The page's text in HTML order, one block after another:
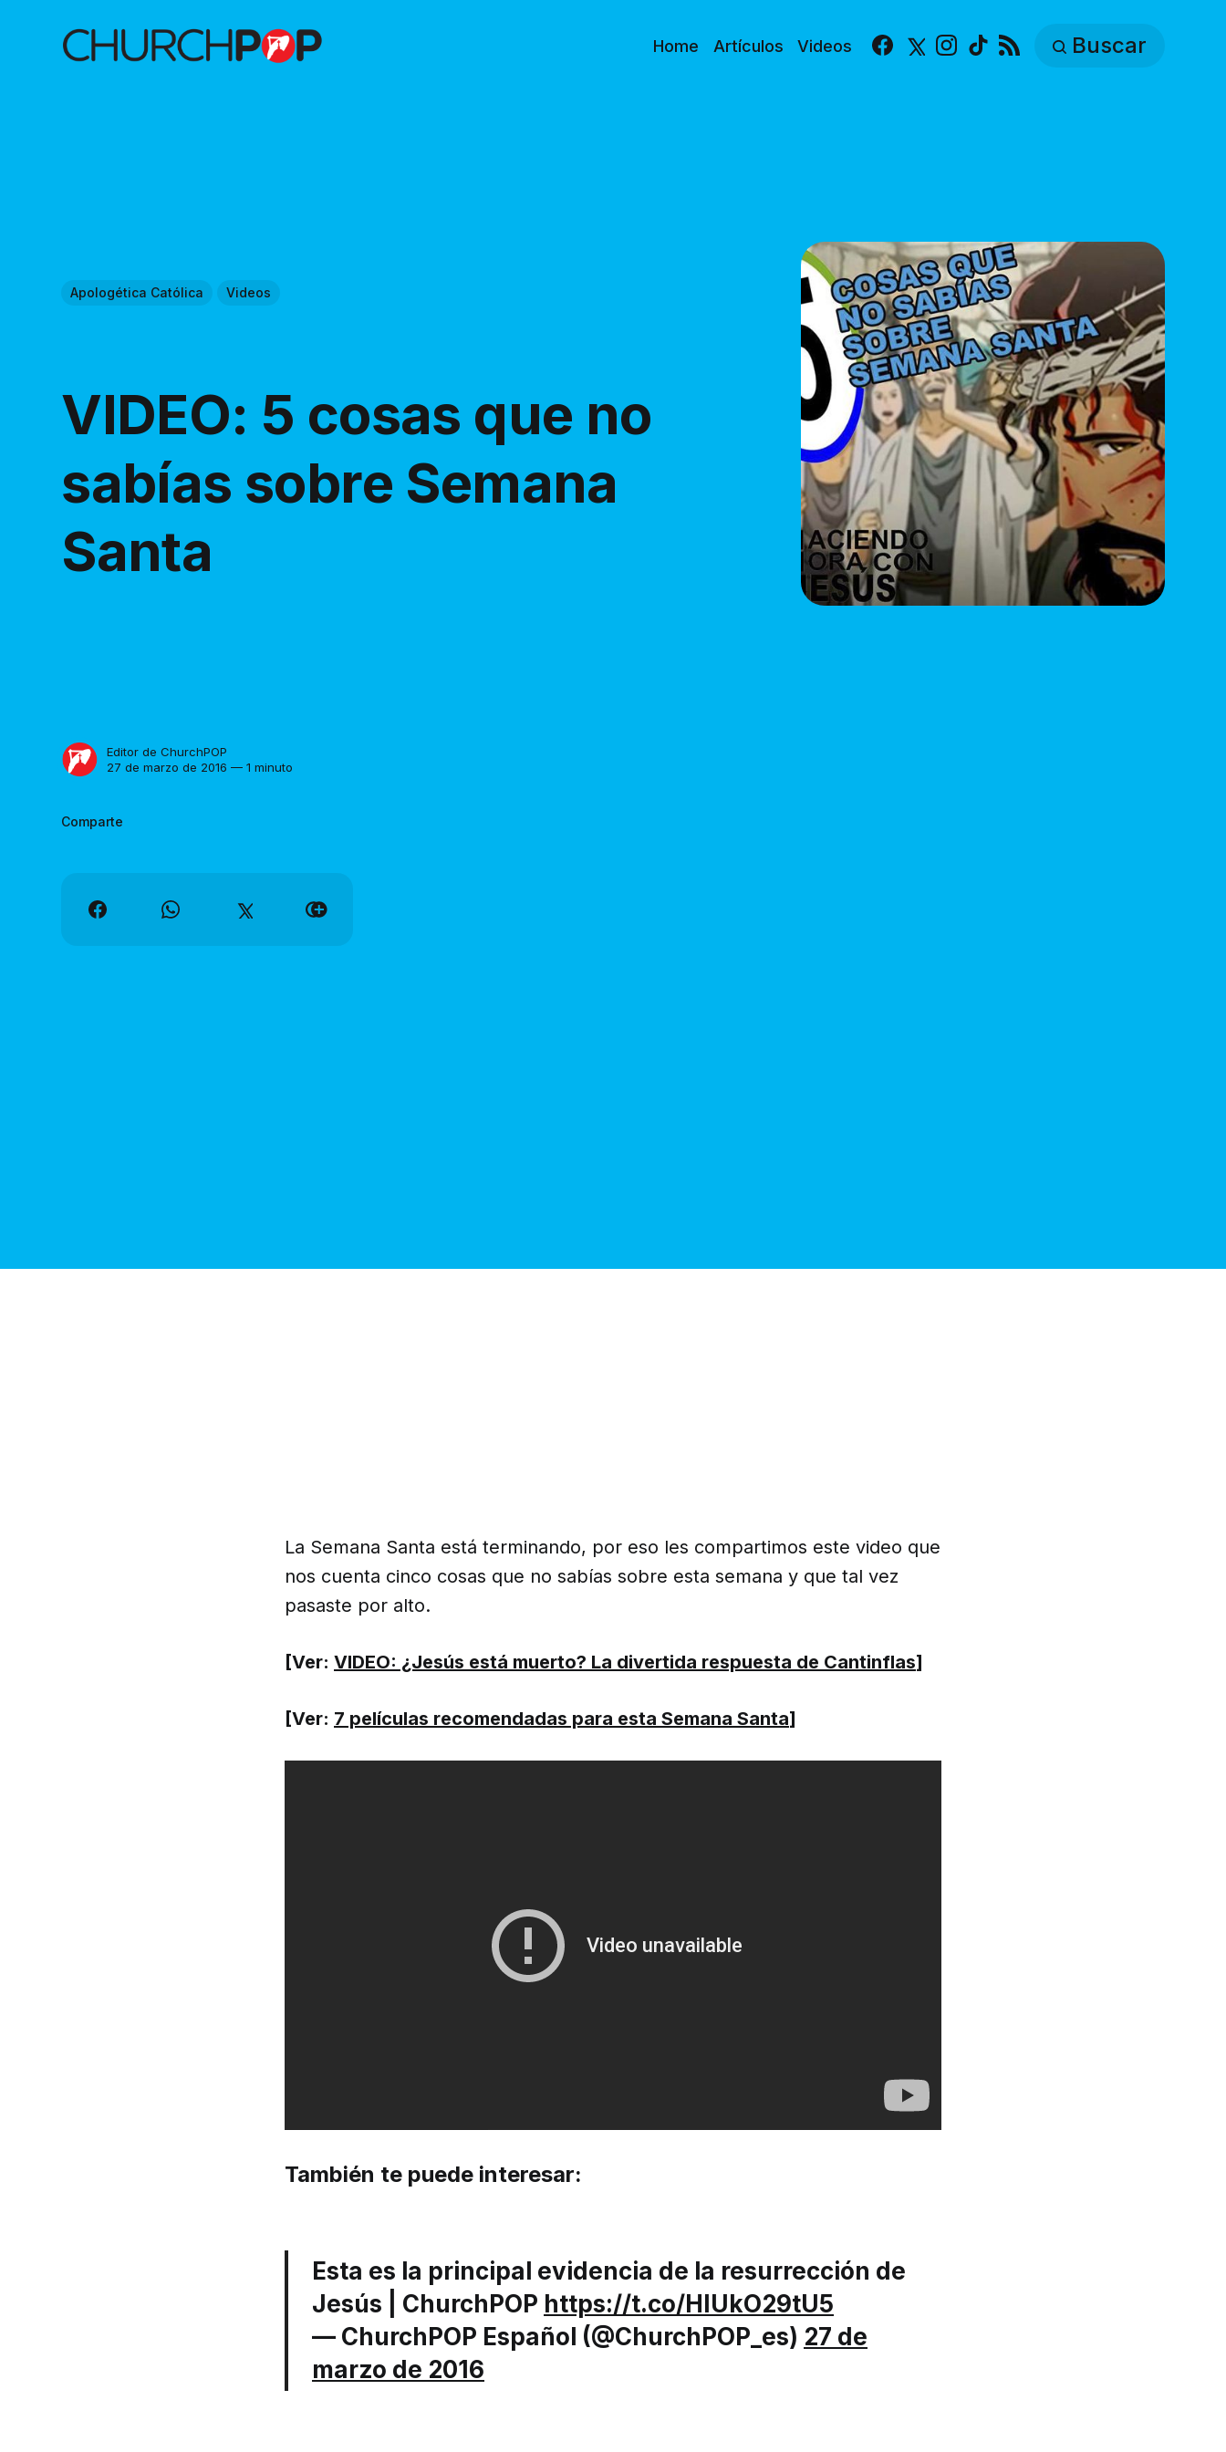
Home Artículos Videos Facebook
X Instagram
TikTok Buscar
Apologética Católica Videos
VIDEO: 5 cosas que no
sabías sobre Semana
Santa
Editor de ChurchPOP
27 de marzo de 2016 — 1 minuto
Comparte
La Semana Santa está terminando, por eso les compartimos este video que
nos cuenta cinco cosas que no sabías sobre esta semana y que tal vez
pasaste por alto.
[Ver: VIDEO: ¿Jesús está muerto? La divertida respuesta de Cantinflas]
[Ver: 7 películas recomendadas para esta Semana Santa]
También te puede interesar:
Esta es la principal evidencia de la resurrección de
Jesús | ChurchPOP https://t.co/HIUkO29tU5
— ChurchPOP Español (@ChurchPOP_es) 27 de
marzo de 2016